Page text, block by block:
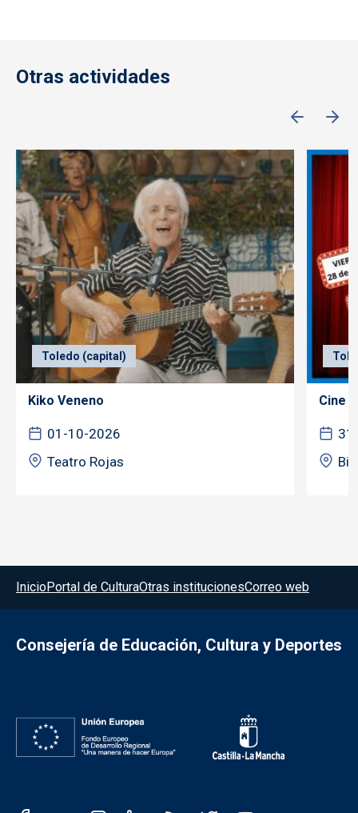
Otras actividades
Toledo (capital)
Kiko Veneno
01-10-2026
Teatro Rojas
Cine
Menú del pie
InicioPortal de CulturaOtras institucionesCorreo web
Consejería de Educación, Cultura y Deportes